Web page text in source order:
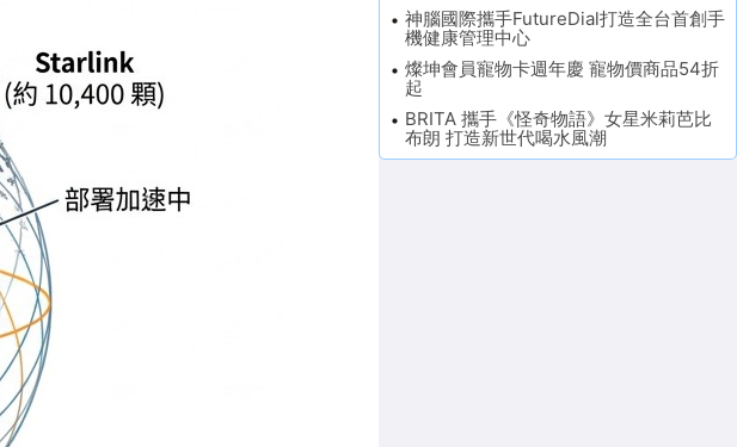
神腦國際攜手FutureDial打造全台首創手
機健康管理中心
燦坤會員寵物卡週年慶 寵物價商品54折
起
BRITA 攜手《怪奇物語》女星米莉芭比
布朗 打造新世代喝水風潮